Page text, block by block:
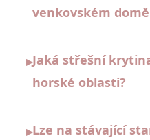
venkovském
▸Jaká střešní
horské oblasti?
▸Lze na stávající